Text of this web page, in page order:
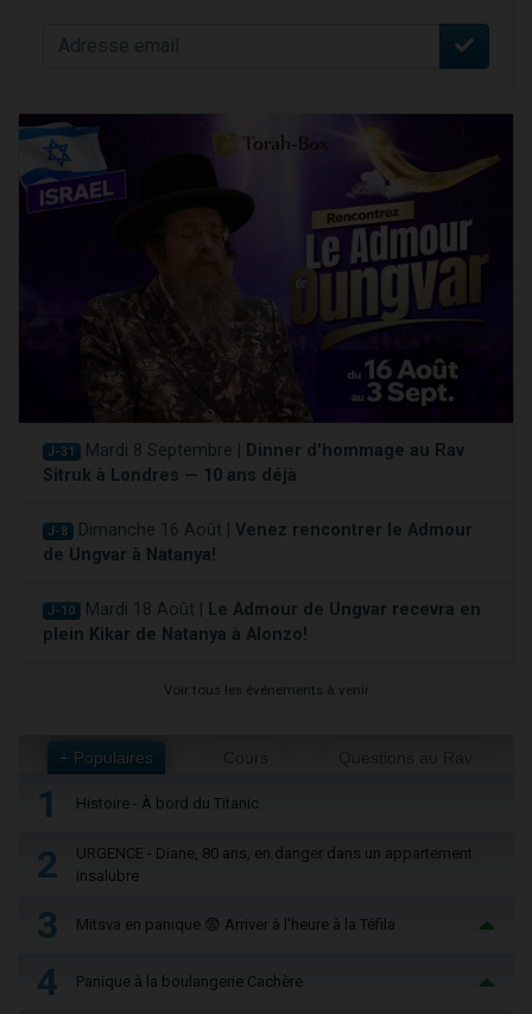
J-31 Mardi 8 Septembre |
Dinner d'hommage au Rav
Sitruk à Londres — 10 ans déjà
J-8 Dimanche 16 Août | Venez rencontrer le Admour
de Ungvar à Natanya!
J-10 Mardi 18 Août |
Le Admour de Ungvar recevra en
plein Kikar de Natanya à Alonzo!
Voir tous les événements à venir
+ Populaires
1 Histoire - À bord du Titanic
2
URGENCE - Diane, 80 ans, en danger dans un appartement
insalubre
3 Mitsva en panique 😨 Arriver à l'heure à la Téfila
4 Panique à la boulangerie Cachère